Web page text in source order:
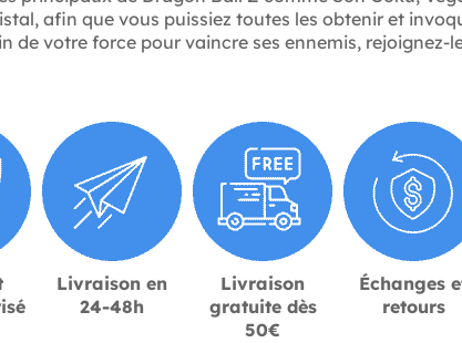
afin que vous puissiez toutes les obtenir et
de votre force pour vaincre ses ennemis, rejoignez-
Livraison en
24-48h
Livraison
gratuite dès
50€
Échanges
retours